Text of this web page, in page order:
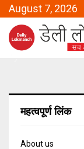
August 7, 2026
महत्वपूर्ण लिंक
About us